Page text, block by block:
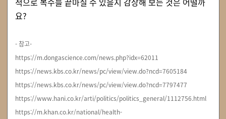
요?
- 참고-
https://m.dongascience.com/news.php?idx=62011
https://news.kbs.co.kr/news/pc/view/view.do?ncd=7605184
https://news.kbs.co.kr/news/pc/view/view.do?ncd=7797477
https://www.hani.co.kr/arti/politics/politics_general/1112756.html
https://m.khan.co.kr/national/health-